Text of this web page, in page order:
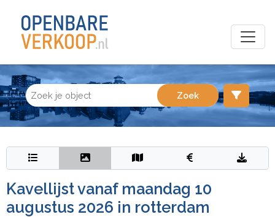
Kavellijst vanaf maandag 10
augustus 2026 in rotterdam